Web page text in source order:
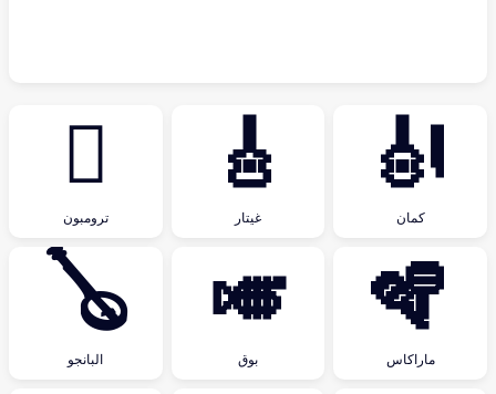
🎻
كمان
🎸
غيتار
🪊
ترومبون
🪇
ماراكاس
🎺
بوق
🪕
البانجو